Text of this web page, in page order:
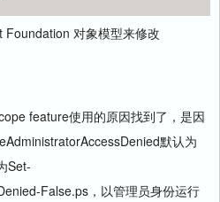
对象模型来修改
feature使用的原因找到了，是因
默认为
Set-
False.ps，以管理员身份运行